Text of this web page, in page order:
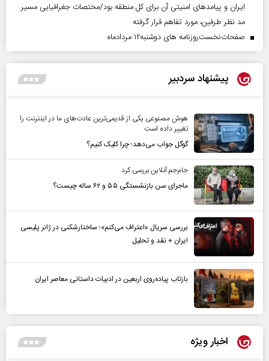
ایران و پیامد‌های امنیتی آن برای کل منطقه بود/مختصات جغرافیایی مسیر
مد نظر طرفین، مورد تفاهم قرار گرفته
صفحات‌نخست‌روزنامه ها‌ی دوشنبه‌۱۲ مردادماه
پیشنهاد سردبیر
هوش مصنوعی یکی از قدیمی‌ترین عادت‌های ما در اینترنت را
تغییر داده است
گوگل جواب می‌دهد؛ چرا کلیک کنیم؟
جام‌جم آنلاین بررسی کرد
ماجرای سن بازنشستگی ۵۵ و ۶۲ ساله چیست؟
بررسی سریال «اعتراف می‌کنم»؛ ساختارشکنی در ژانر پلیسی
ایران + نقد و تحلیل
بازتاب پیاده‌روی اربعین در ادبیات داستانی معاصر ایران
اخبار ویژه